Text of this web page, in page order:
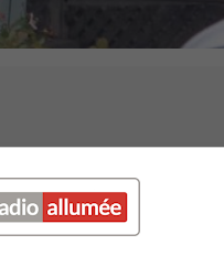
les policiers à
le secteur du Vieux-